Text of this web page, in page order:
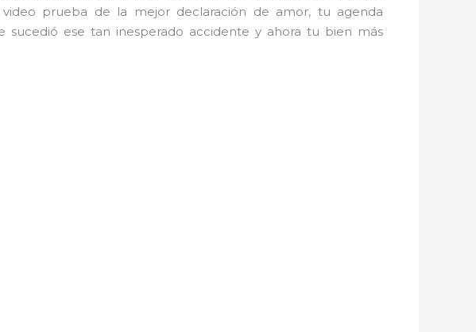
prueba de la mejor declaración de amor, tu agenda
ese tan inesperado accidente y ahora tu bien más